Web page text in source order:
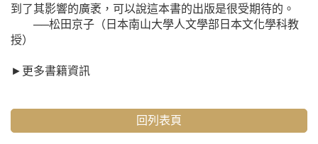
到了其影響的廣袤，可以說這本書的出版是很受期待的。
──松田京子（日本南山大學人文學部日本文化學科教
授）
► 更多書籍資訊
回列表頁